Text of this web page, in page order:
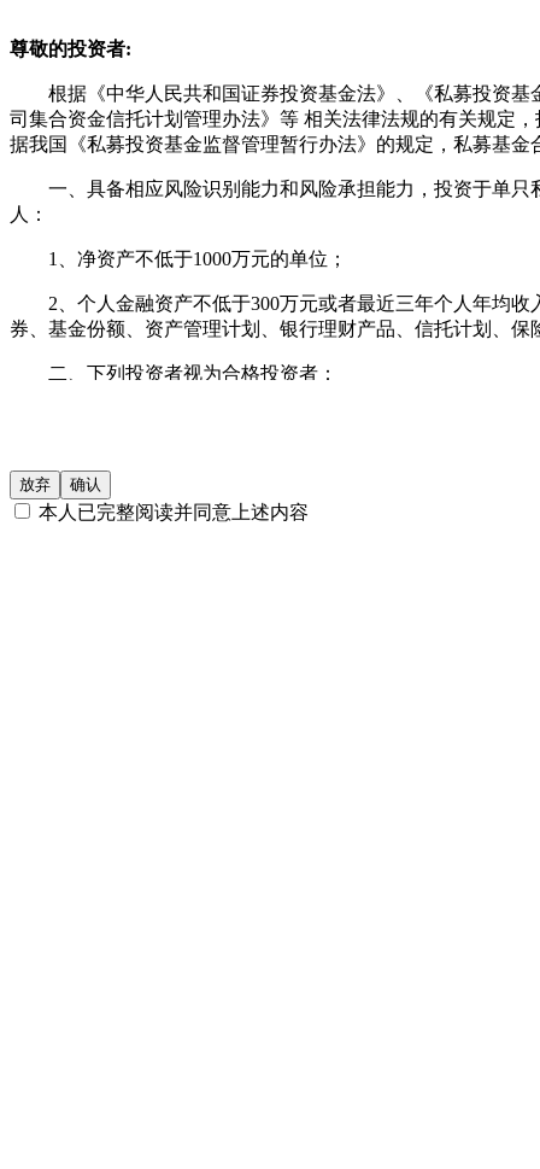
尊敬的投资者:
根据《中华人民共和国证券投资基金法》、《私募投资基
司集合资金信托计划管理办法》等 相关法律法规的有关规定
据我国《私募投资基金监督管理暂行办法》的规定，私募基金
一、具备相应风险识别能力和风险承担能力，投资于单只
人：
1、净资产不低于1000万元的单位；
2、个人金融资产不低于300万元或者最近三年个人年均收
券、基金份额、资产管理计划、银行理财产品、信托计划
二、下列投资者视为合格投资者：
3、投资于所管理私募基金的私募基金管理人及其从业人
放弃 确认
本人已完整阅读并同意上述内容